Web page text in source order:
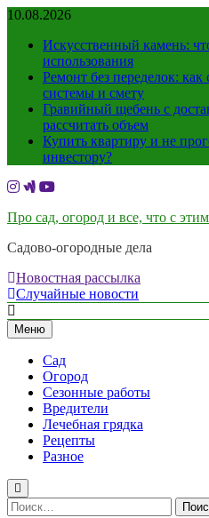
Перейти
содержимому
10.08.2026
Искусственный камень:
использования
Ремонт без переделок:
системы и смету
Гравийный щебень с
рассчитать объем
Купить квартиру и не
инвестору?
Про сад, огород и все, что с
Садово-огородные дела
Новостная рассылка
Случайные новости
Меню
Сад
Огород
Сезонные работы
Вредители
Лечебная грядка
Рецепты
Разное
Найти: